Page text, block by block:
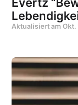
Aktualisiert am Okt.